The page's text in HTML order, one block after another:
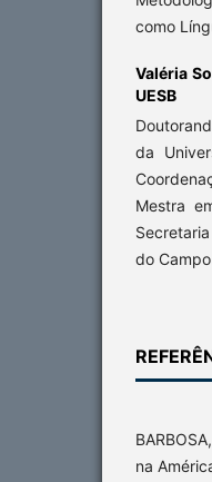
como
Valéria
UESB
da
Mestra
do
na